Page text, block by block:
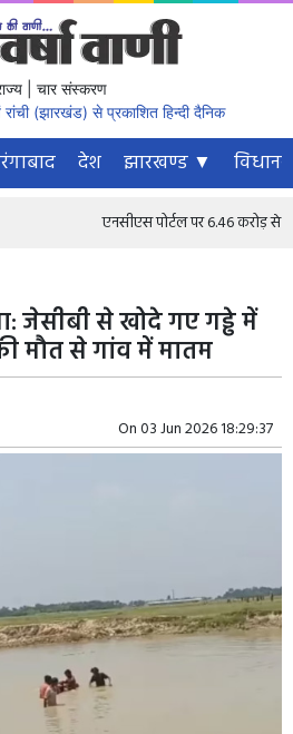
| चार संस्करण
(झारखंड) से प्रकाशित हिन्दी दैनिक
देश झारखण्ड ▼
एनसीएस पोर्टल पर 6.46 करोड़ से
जेसीबी से खोदे गए गड्ढे में
मौत से गांव में मातम
On03 Jun 2026 18:29:37